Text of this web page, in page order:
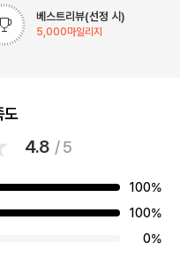
베스트리뷰(선정 시)
5,000마일리지
도
4.8 / 5
100%
100%
0%